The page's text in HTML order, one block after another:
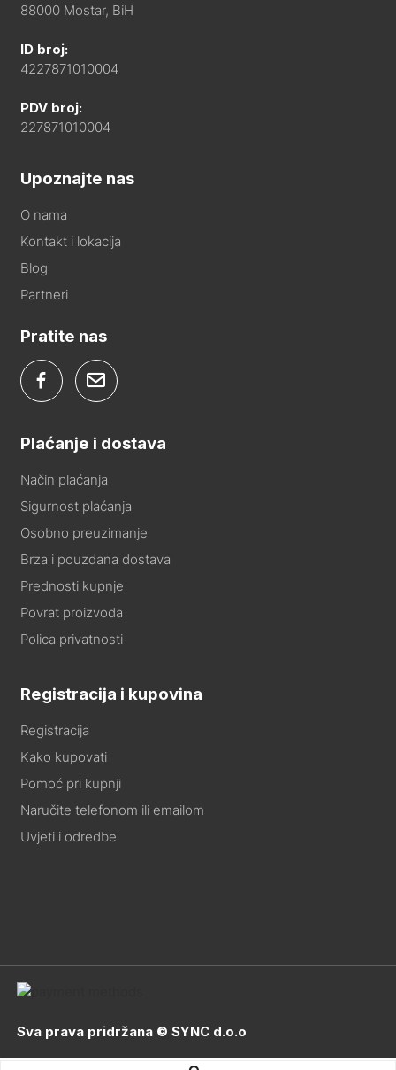
88000 Mostar, BiH
ID broj:
4227871010004
PDV broj:
227871010004
Upoznajte nas
O nama
Kontakt i lokacija
Blog
Partneri
Pratite nas
Plaćanje i dostava
Način plaćanja
Sigurnost plaćanja
Osobno preuzimanje
Brza i pouzdana dostava
Prednosti kupnje
Povrat proizvoda
Polica privatnosti
Registracija i kupovina
Registracija
Kako kupovati
Pomoć pri kupnji
Naručite telefonom ili emailom
Uvjeti i odredbe
Sva prava pridržana © SYNC d.o.o